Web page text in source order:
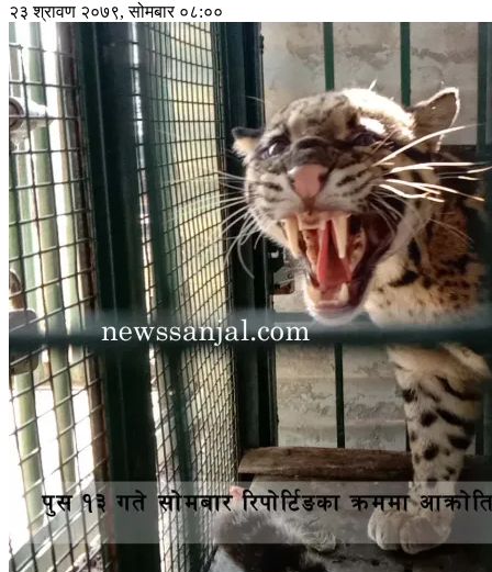
२३ श्रावण २०७९, सोमबार ०८:००